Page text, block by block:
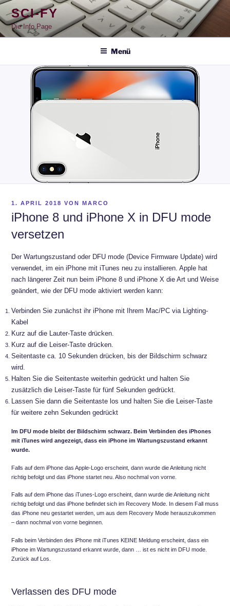
Zum
Inhalt
springen
SCI-FY
Die Info Page
Menü
VERÖFFENTLICHT
AM
1. APRIL 2018 VON MARCO
iPhone 8 und iPhone X in DFU mode
versetzen
Der Wartungszustand oder DFU mode (Device Firmware Update) wird
verwendet, im ein iPhone mit iTunes neu zu installieren. Apple hat
nach längerer Zeit nun beim iPhone 8 und iPhone X die Art und Weise
geändert, wie der DFU mode aktiviert werden kann:
Verbinden Sie zunächst ihr iPhone mit Ihrem Mac/PC via Lighting-
Kabel
Kurz auf die Lauter-Taste drücken.
Kurz auf die Leiser-Taste drücken.
Seitentaste ca. 10 Sekunden drücken, bis der Bildschirm schwarz
wird.
Halten Sie die Seitentaste weiterhin gedrückt und halten Sie
zusätzlich die Leiser-Taste für fünf Sekunden gedrückt.
Lassen Sie dann die Seitentaste los und halten Sie die Leiser-Taste
für weitere zehn Sekunden gedrückt
Im DFU mode bleibt der Bildschirm schwarz. Beim Verbinden des iPhones
mit iTunes wird angezeigt, dass ein iPhone im Wartungszustand erkannt
wurde.
Falls auf dem iPhone das Apple-Logo erscheint, dann wurde die Anleitung nicht
richtig befolgt und das iPhone startet neu. Also nochmal von vorne.
Falls auf dem iPhone das iTunes-Logo erscheint, dann wurde die Anleitung nicht
richtig befolgt und das iPhone befindet sich im Recovery Mode. In diesem Fall muss
das iPhone neu gestartet werden, um aus dem Recovery Mode herauszukommen
– dann nochmal von vorne beginnen.
Falls beim Verbinden des iPhone mit iTunes KEINE Meldung erscheint, dass ein
iPhone im Wartungszustand erkannt wurde, dann … ist es nicht im DFU mode.
Zurück auf Los.
Verlassen des DFU mode